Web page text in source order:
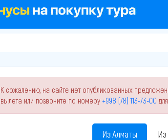
К сожалению, на сайте нет опубликованных
вылета или позвоните по номеру +998 (78) 113-73-00
Из Алматы